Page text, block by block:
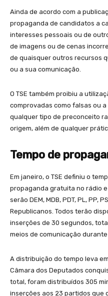
Ainda de acordo com a
propaganda de candidatos a
interesses pessoais ou de
de imagens ou de cenas
de quaisquer outros recursos
ou a sua comunicação.
O TSE também proibiu a
comprovadas como falsas ou
qualquer tipo de preconceito
origem, além de qualquer
Tempo de
Em janeiro, o TSE definiu o
propaganda gratuita no rádio e
serão DEM, MDB, PDT, PL, PP,
Republicanos. Todos terão
inserções de 30 segundos,
meios de comunicação
A distribuição do tempo leva
Câmara dos Deputados
total, foram distribuídos 305
inserções aos 23 partidos que